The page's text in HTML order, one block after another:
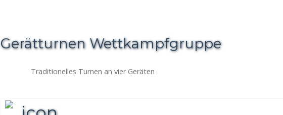
Gerätturnen Wettkampfgruppe
Traditionelles Turnen an vier Geräten